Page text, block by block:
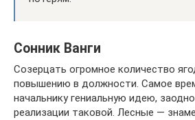
Сонник Ванги
Созерцать огромное количество
повышению в должности. Самое
начальнику гениальную идею,
реализации таковой. Лесные —